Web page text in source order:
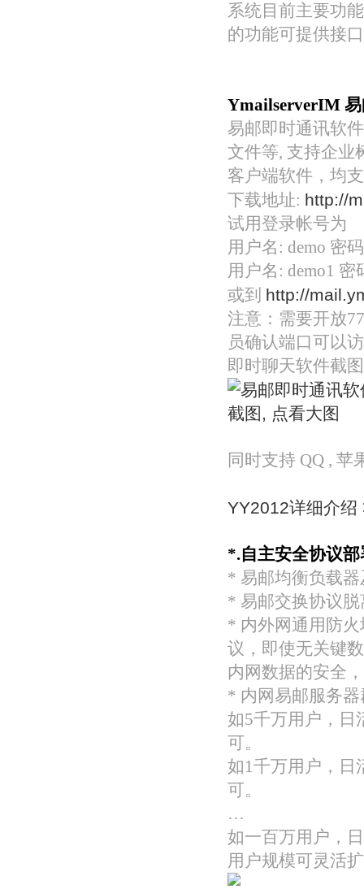
系统目前主要功
的功能可提供接
YmailserverIM
易邮即时通讯软
文件等, 支持企业
客户端软件，均
下载地址: http://
试用登录帐号为
用户名: demo 密
用户名: demo1 密
或到 http://
注意：需要开放
员确认端口可以
即时聊天软件截
同时支持 QQ , 苹
YY2012详细介绍
*.自主安全协议部
* 易邮均衡负载
* 易邮交换协议
* 内外网通用防
议，即使无关键
内网数据的安全
* 内网易邮服务
如5千万用户，日
可。
如1千万用户，日
可。
…
如一百万用户，
用户规模可灵活